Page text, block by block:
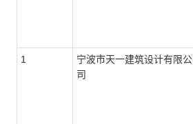
1
宁波市天一建筑设计有限公
司